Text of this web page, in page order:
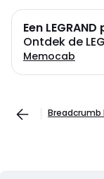
Een
Ontdek de
Memocab
Breadcrumb